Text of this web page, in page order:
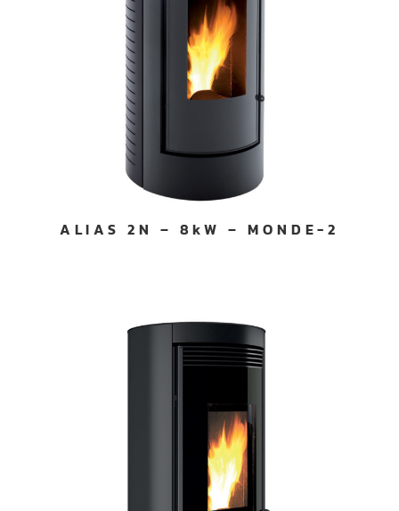
ALIAS 2N – 8kW – MONDE-2